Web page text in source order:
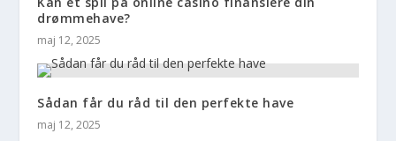
drømmehave?
maj 12, 2025
Sådan får du råd til den perfekte have
maj 12, 2025